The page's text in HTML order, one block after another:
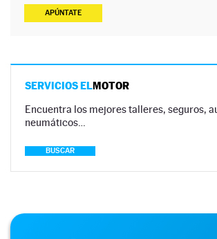
APÚNTATE
SERVICIOS ELMOTOR
Encuentra los mejores talleres, seguros,
neumáticos…
BUSCAR